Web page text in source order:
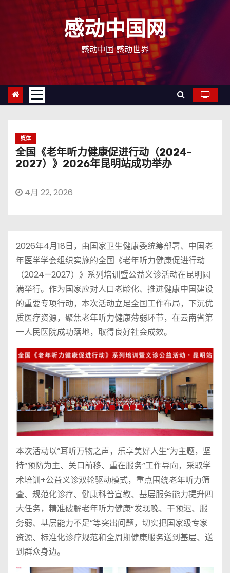
感动中国网
感动中国 感动世界
媒体
全国《老年听力健康促进行动（2024-
2027）》2026年昆明站成功举办
4月 22, 2026
2026年4月18日，由国家卫生健康委统筹部署、中国老
年医学学会组织实施的全国《老年听力健康促进行动
（2024—2027）》系列培训暨公益义诊活动在昆明圆
满举行。作为国家应对人口老龄化、推进健康中国建设
的重要专项行动，本次活动立足全国工作布局，下沉优
质医疗资源，聚焦老年听力健康薄弱环节，在云南省第
一人民医院成功落地，取得良好社会成效。
本次活动以“耳听万物之声，乐享美好人生”为主题，坚
持“预防为主、关口前移、重在服务”工作导向，采取学
术培训+公益义诊双轮驱动模式，重点围绕老年听力筛
查、规范化诊疗、健康科普宣教、基层服务能力提升四
大任务，精准破解老年听力健康“发现晚、干预迟、服
务弱、基层能力不足”等突出问题，切实把国家级专家
资源、标准化诊疗规范和全周期健康服务送到基层、送
到群众身边。